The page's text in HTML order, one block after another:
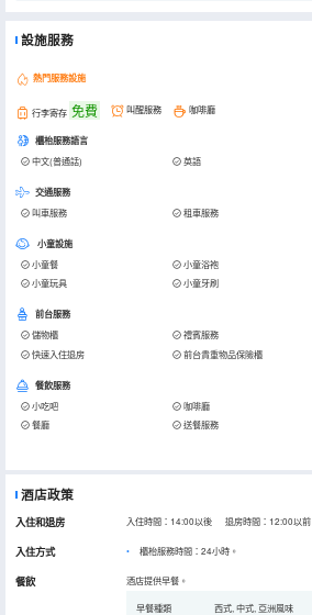
設施服務
熱門服務設施
行李寄存 免費 叫醒服務 咖啡廳
櫃枱服務語言
中文(普通話) 英語
交通服務
叫車服務 租車服務
小童設施
小童餐 小童浴袍
小童玩具
小童牙刷
前台服務
儲物櫃 禮賓服務
快速入住退房
前台貴重物品保險櫃
餐飲服務
小吃吧 咖啡廳
餐廳
送餐服務
酒店政策
入住和退房 入住時間：14:00以後 退房時間：12:00以前
入住方式 櫃枱服務時間：24小時。
餐飲 酒店提供早餐。
早餐種類
西式, 中式, 亞洲風味